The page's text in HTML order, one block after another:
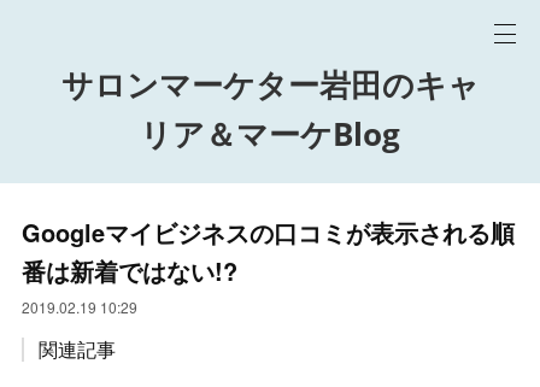
サロンマーケター岩田のキャ
リア＆マーケBlog
Googleマイビジネスの口コミが表示される順
番は新着ではない!?
2019.02.19 10:29
関連記事